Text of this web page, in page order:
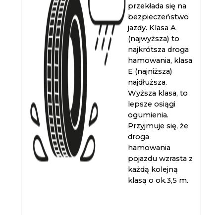
przekłada się na
bezpieczeństwo
jazdy. Klasa A
(najwyższa) to
najkrótsza droga
hamowania, klasa
E (najniższa)
najdłuższa.
Wyższa klasa, to
lepsze osiągi
ogumienia.
Przyjmuje się, że
droga
hamowania
pojazdu wzrasta z
każdą kolejną
klasą o ok.3,5 m.